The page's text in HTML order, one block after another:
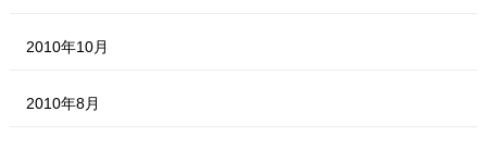
2010年10月
2010年8月